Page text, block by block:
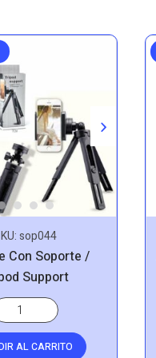
sop044
Con Soporte /
Support
AL CARRITO